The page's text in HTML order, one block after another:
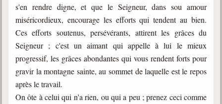
s'en rendre digne, et que le Seigneur, dans sou amour
miséricordieux, encourage les efforts qui tendent au bien.
Ces efforts soutenus, persévérants, attirent les grâces du
Seigneur ; c'est un aimant qui appelle à lui le mieux
progressif, les grâces abondantes qui vous rendent forts pour
gravir la montagne sainte, au sommet de laquelle est le repos
après le travail.
On ôte à celui qui n'a rien, ou qui a peu ; prenez ceci comme